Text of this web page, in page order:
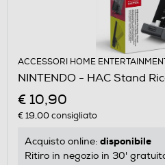
ACCESSORI HOME
NINTENDO - HAC Stand
€ 10,90
€ 19,00consigliato
Acquisto online: disponibile
Ritiro in negozio in 30'